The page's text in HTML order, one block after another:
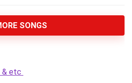
SONGS
& etc